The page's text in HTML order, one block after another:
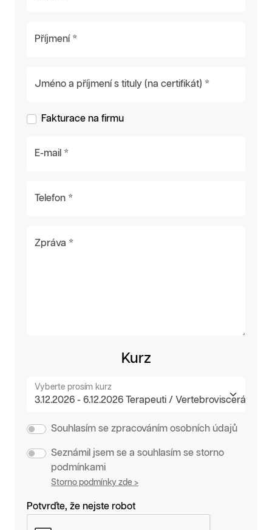
Příjmení *
Jméno a příjmení s tituly (na certifikát) *
Fakturace na firmu
E-mail *
Telefon *
Zpráva *
Kurz
Vyberte prosím kurz
Souhlasím se zpracováním osobních údajů
Seznámil jsem se a souhlasím se storno
podmínkami
Storno podmínky zde >
Potvrďte, že nejste robot